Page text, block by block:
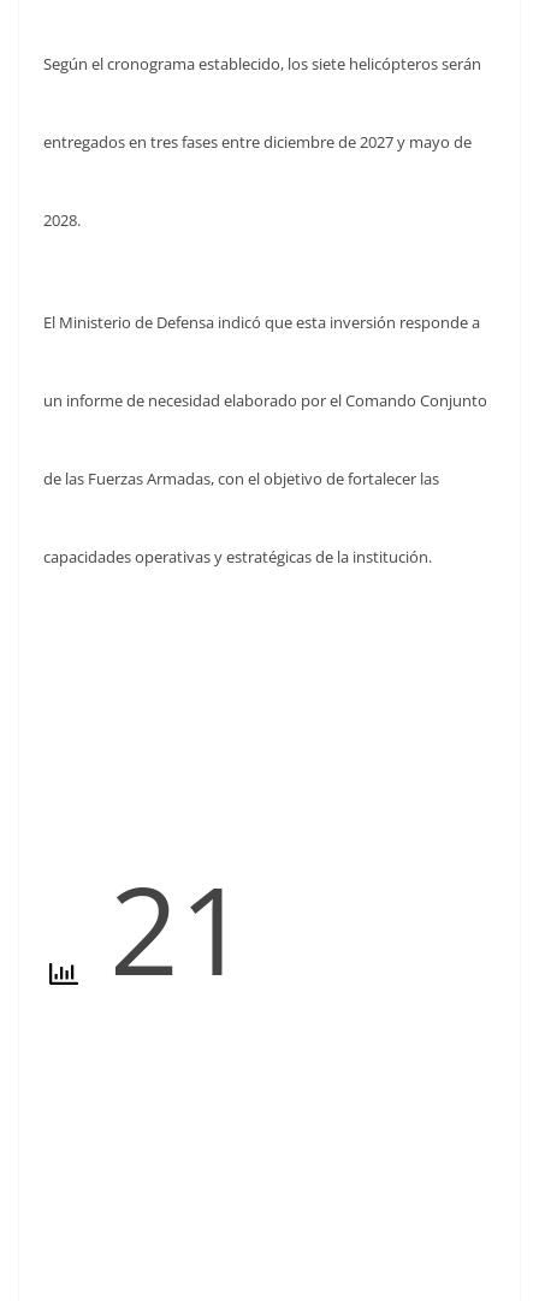
Según el cronograma establecido, los siete helicópteros serán
entregados en tres fases entre diciembre de 2027 y mayo de
2028.
El Ministerio de Defensa indicó que esta inversión responde a
un informe de necesidad elaborado por el Comando Conjunto
de las Fuerzas Armadas, con el objetivo de fortalecer las
capacidades operativas y estratégicas de la institución.
21